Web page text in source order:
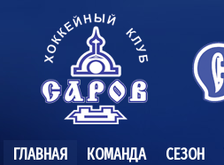
ГЛАВНАЯ КОМАНДА СЕЗОН